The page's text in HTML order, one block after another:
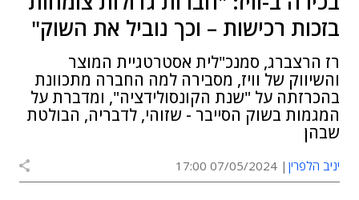
בזכות רכישות – וכך נוביל את השוק"
רז הרצברג, סמנכ"לית אסטרטגיית המוצר
והשיווק של וויז, מסבירה למה החברה מתכוונת
בהכרזתה על "שנת הקונסולידציה", ומדברת על
המגמות בשוק הסייבר - שזוהי, לדבריה, הבולטת
שבהן
יניב הלפרין 07/05/2024 17:00